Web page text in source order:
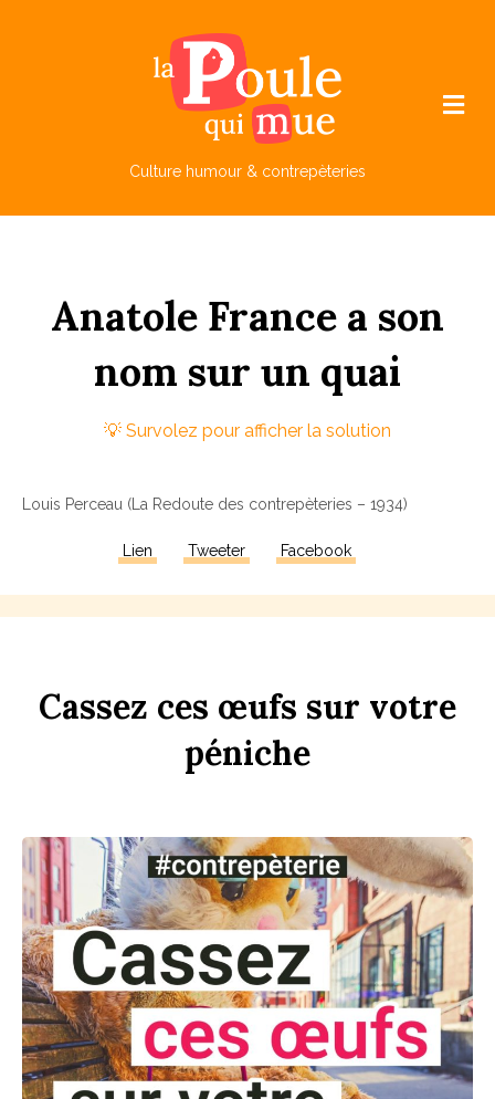
Culture humour & contrepèteries
M
e
Anatole France a son
nom sur un quai
Louis Perceau (La Redoute des contrepèteries – 1934)
Lien Tweeter Facebook
Cassez ces œufs sur votre
péniche